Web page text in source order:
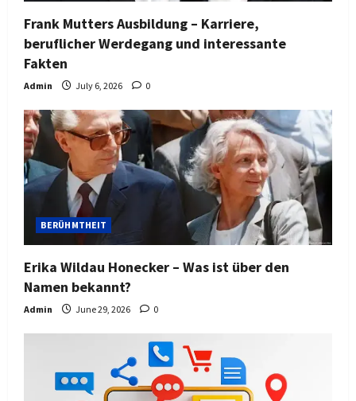
Frank Mutters Ausbildung – Karriere,
beruflicher Werdegang und interessante
Fakten
Admin July 6, 2026 0
BERÜHMTHEIT
Erika Wildau Honecker – Was ist über den
Namen bekannt?
Admin June 29, 2026 0